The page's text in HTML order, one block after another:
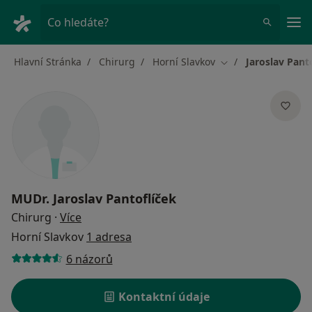
Co hledáte?
Hlavní Stránka Chirurg Horní Slavkov Změna města
Jaroslav
MUDr. Jaroslav Pantoflíček
Chirurg · Více
Horní Slavkov 1 adresa
6 názorů
Kontaktní údaje